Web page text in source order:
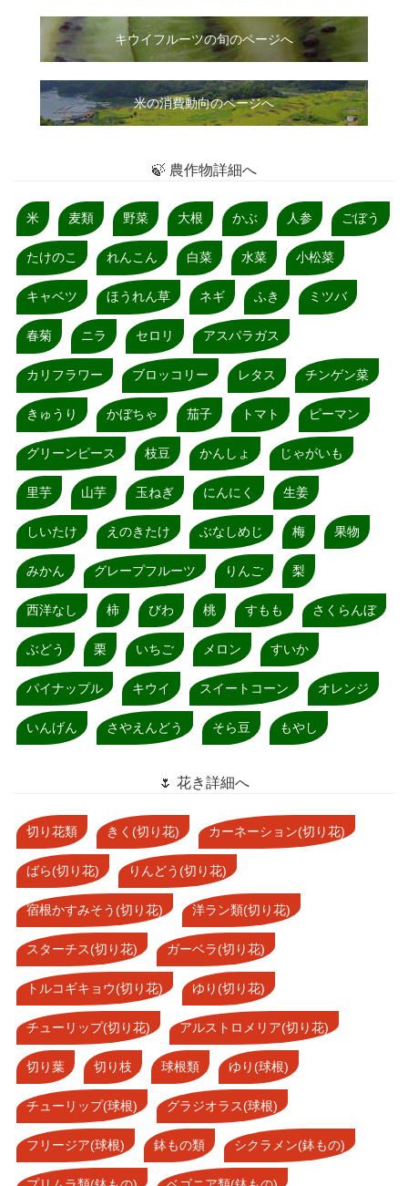
キウイフルーツの旬のページへ
米の消費動向のページへ
🍃 農作物詳細へ
米 麦類 野菜 大根 かぶ 人参 ごぼう
たけのこ れんこん 白菜 水菜 小松菜
キャベツ ほうれん草 ネギ ふき ミツバ
春菊 ニラ セロリ アスパラガス
カリフラワー ブロッコリー レタス チンゲン菜
きゅうり かぼちゃ 茄子 トマト ピーマン
グリーンピース 枝豆 かんしょ じゃがいも
里芋 山芋 玉ねぎ にんにく 生姜
しいたけ えのきたけ ぶなしめじ 梅 果物
みかん グレープフルーツ りんご 梨
西洋なし 柿 びわ 桃 すもも さくらんぼ
ぶどう 栗 いちご メロン すいか
パイナップル キウイ スイートコーン オレンジ
いんげん さやえんどう そら豆 もやし
🌷 花き詳細へ
切り花類 きく(切り花) カーネーション(切り花)
ばら(切り花) りんどう(切り花)
宿根かすみそう(切り花) 洋ラン類(切り花)
スターチス(切り花) ガーベラ(切り花)
トルコギキョウ(切り花) ゆり(切り花)
チューリップ(切り花) アルストロメリア(切り花)
切り葉 切り枝 球根類 ゆり(球根)
チューリップ(球根) グラジオラス(球根)
フリージア(球根) 鉢もの類 シクラメン(鉢もの)